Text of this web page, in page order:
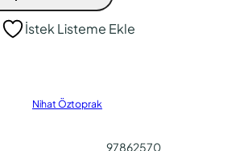
İstek Listeme Ekle
Nihat Öztoprak
97862570